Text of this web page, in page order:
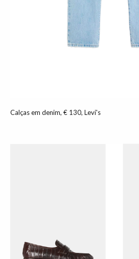
Calças em denim, € 130, Levi's